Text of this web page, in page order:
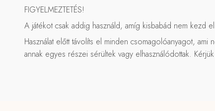
FIGYELMEZTETÉS!
A játékot csak addig használd, amíg kisbabád nem kezd
Használat előtt távolíts el minden csomagolóanyagot,
annak egyes részei sérültek vagy elhasználódottak.